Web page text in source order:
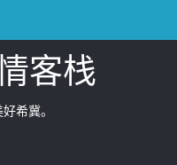
客栈
希冀。